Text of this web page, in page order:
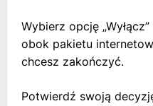
Wybierz opcję
obok pakietu
chcesz zakończyć.
Potwierdź swoją